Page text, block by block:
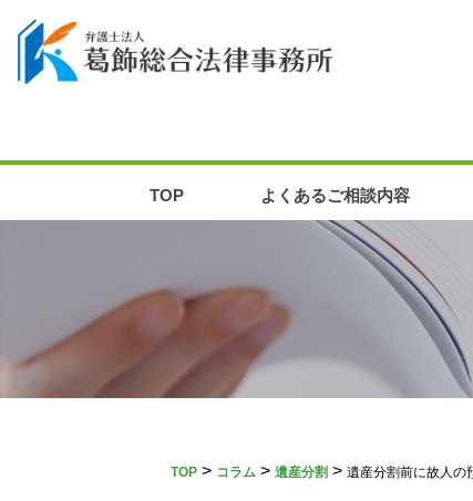
TOP よくあるご相談内容
TOP > コラム > 遺産分割 > 遺産分割前に故人の